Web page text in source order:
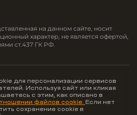
на данном сайте, носит
характер, не является офертой,
ст.437 ГК РФ.
9703176621,
для персонализации сервисов
Используя сайт или кликая
с этим, как описано в
файлов cookie. Если нет
сохранение cookie в